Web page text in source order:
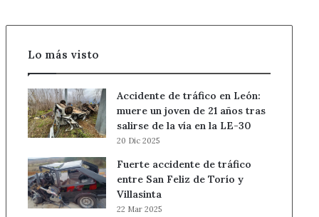
Lo más visto
Accidente de tráfico en León:
muere un joven de 21 años tras
salirse de la vía en la LE-30
20 Dic 2025
Fuerte accidente de tráfico
entre San Feliz de Torío y
Villasinta
22 Mar 2025